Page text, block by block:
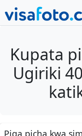
Kupata
Ugiriki